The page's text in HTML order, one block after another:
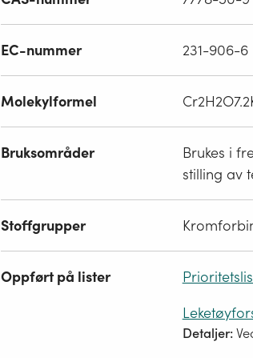
EC-nummer 231-906-6
Molekylformel
Bruksområder
Brukes i
stilling av
Stoffgrupper
Oppført på lister
Detaljer: